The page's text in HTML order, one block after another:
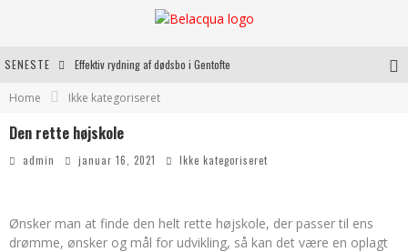
SENESTE Effektiv rydning af dødsbo i Gentofte
Home Ikke kategoriseret
Den rette højskole
admin januar 16, 2021 Ikke kategoriseret
Ønsker man at finde den helt rette højskole, der passer til ens
drømme, ønsker og mål for udvikling, så kan det være en oplagt